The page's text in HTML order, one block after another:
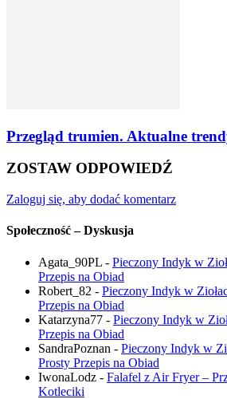
Przegląd trumien. Aktualne
ZOSTAW ODPOWIEDŹ
Zaloguj się, aby dodać komentarz
Społeczność – Dyskusja
Agata_90PL - Pieczony Indyk w
Przepis na Obiad
Robert_82 - Pieczony Indyk w
Przepis na Obiad
Katarzyna77 - Pieczony Indyk w
Przepis na Obiad
SandraPoznan - Pieczony Indyk w
Prosty Przepis na Obiad
IwonaLodz - Falafel z Air Fryer –
Kotleciki